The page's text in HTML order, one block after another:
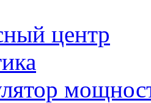
центр